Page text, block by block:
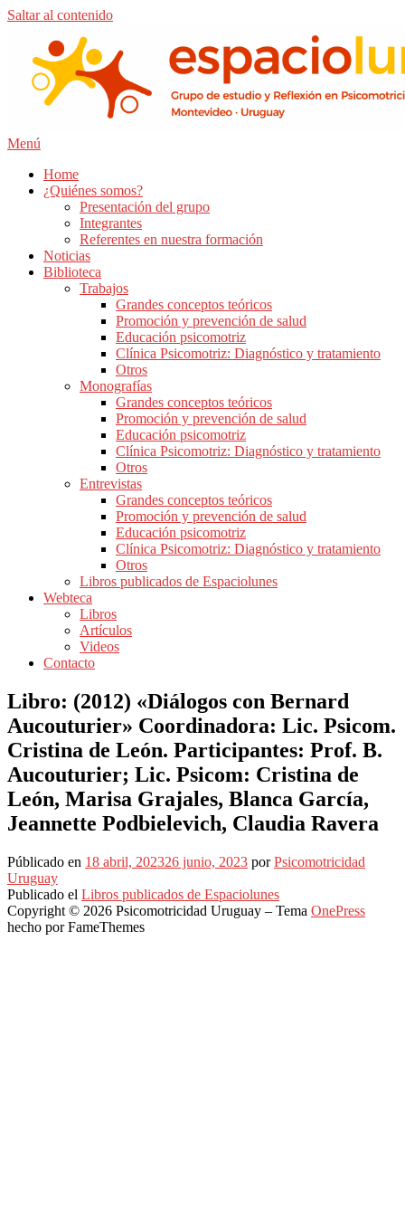
Saltar al contenido
Menú
Home
¿Quiénes somos?
Presentación del grupo
Integrantes
Referentes en nuestra formación
Noticias
Biblioteca
Trabajos
Grandes conceptos teóricos
Promoción y prevención de salud
Educación psicomotriz
Clínica Psicomotriz: Diagnóstico y tratamiento
Otros
Monografías
Grandes conceptos teóricos
Promoción y prevención de salud
Educación psicomotriz
Clínica Psicomotriz: Diagnóstico y tratamiento
Otros
Entrevistas
Grandes conceptos teóricos
Promoción y prevención de salud
Educación psicomotriz
Clínica Psicomotriz: Diagnóstico y tratamiento
Otros
Libros publicados de Espaciolunes
Webteca
Libros
Artículos
Videos
Contacto
Libro: (2012) «Diálogos con Bernard
Aucouturier» Coordinadora: Lic. Psicom.
Cristina de León. Participantes: Prof. B.
Aucouturier; Lic. Psicom: Cristina de
León, Marisa Grajales, Blanca García,
Jeannette Podbielevich, Claudia Ravera
Públicado en 18 abril, 202326 junio, 2023 porPsicomotricidad
Uruguay
Publicado el Libros publicados de Espaciolunes
Copyright © 2026 Psicomotricidad Uruguay – Tema OnePress
hecho por FameThemes